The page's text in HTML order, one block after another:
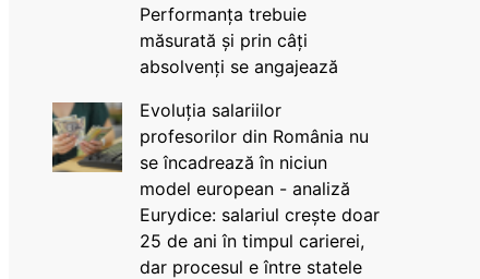
Performanța trebuie
măsurată și prin câți
absolvenți se angajează
Evoluția salariilor
profesorilor din România nu
se încadrează în niciun
model european - analiză
Eurydice: salariul crește doar
25 de ani în timpul carierei,
dar procesul e între statele